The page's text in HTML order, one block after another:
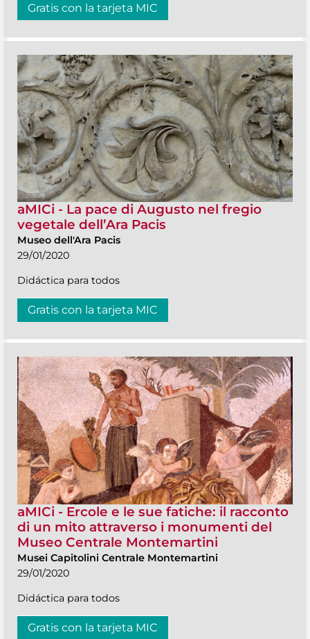
Gratis con la tarjeta MIC
aMICi - La pace di Augusto nel fregio
vegetale dell’Ara Pacis
Museo dell'Ara Pacis
29/01/2020
Didáctica para todos
Gratis con la tarjeta MIC
aMICi - Ercole e le sue fatiche: il racconto
di un mito attraverso i monumenti del
Museo Centrale Montemartini
Musei Capitolini Centrale Montemartini
29/01/2020
Didáctica para todos
Gratis con la tarjeta MIC